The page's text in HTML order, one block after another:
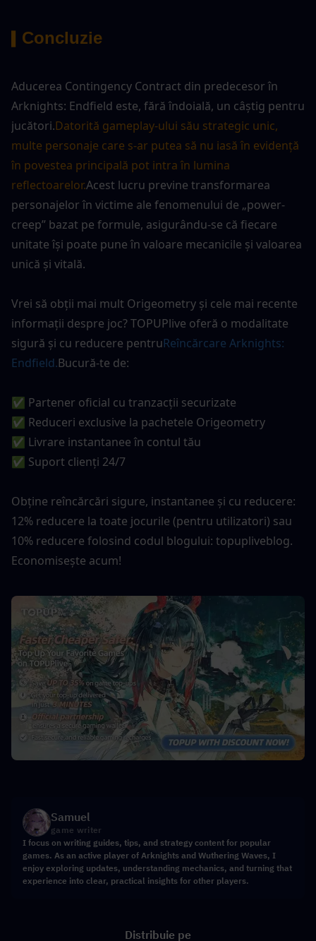
Concluzie
Aducerea Contingency Contract din predecesor în
Arknights: Endfield este, fără îndoială, un câștig pentru
jucători.Datorită gameplay-ului său strategic unic,
multe personaje care s-ar putea să nu iasă în evidență
în povestea principală pot intra în lumina
reflectoarelor.Acest lucru previne transformarea
personajelor în victime ale fenomenului de „power-
creep” bazat pe formule, asigurându-se că fiecare
unitate își poate pune în valoare mecanicile și valoarea
unică și vitală.
Vrei să obții mai mult Origeometry și cele mai recente
informații despre joc? TOPUPlive oferă o modalitate
sigură și cu reducere pentruReîncărcare Arknights:
Endfield.Bucură-te de:
✅ Partener oficial cu tranzacții securizate
✅ Reduceri exclusive la pachetele Origeometry
✅ Livrare instantanee în contul tău
✅ Suport clienți 24/7
Obține reîncărcări sigure, instantanee și cu reducere:
12% reducere la toate jocurile (pentru utilizatori) sau
10% reducere folosind codul blogului: topupliveblog.
Economisește acum!
Samuel
game writer
I focus on writing guides, tips, and strategy content for popular
games. As an active player of Arknights and Wuthering Waves, I
enjoy exploring updates, understanding mechanics, and turning that
experience into clear, practical insights for other players.
Distribuie pe